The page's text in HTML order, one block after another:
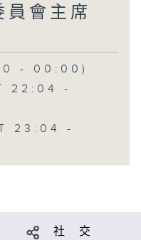
會主席
- 00:00)
22:04 -
23:04 -
社 交